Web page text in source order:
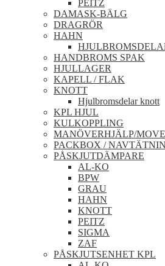
PEITZ
DAMASK-BÄLG
DRAGRÖR
HAHN
HANDBROMS SPAK
HJULLAGER
KAPELL / FLAK
KNOTT
Hjulbromsdelar knott
KPL HJUL
KULKOPPLING
MANÖVERHJÄLP/
PACKBOX /
PÅSKJUTDÄMPARE
AL-KO
BPW
GRAU
HAHN
KNOTT
PEITZ
SIGMA
ZAF
PÅSKJUTSENHET KPL